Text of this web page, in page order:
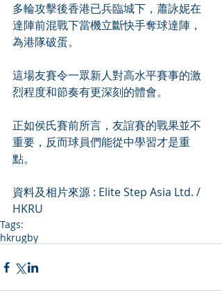
多輪攻擊後香港已兵臨城下，蕭詠妮在
達陣前混戰下當機立斷快手奪球達陣，
為港隊破蛋。
這場友賽令一眾新人對高水平賽事的激
烈程度和節奏有更深刻的體會。
正如侯氏賽前所言，友誼賽的戰果並不
重要，反而球員們能從中學習才是重
點。
資料及相片來源 : Elite Step Asia Ltd. /
HKRU
Tags:
hkrugby